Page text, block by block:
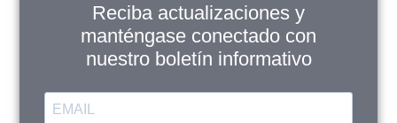
Hawai Br Ivory
$32,900
Reciba actualizaciones y
manténgase conectado con
nuestro boletín informativo